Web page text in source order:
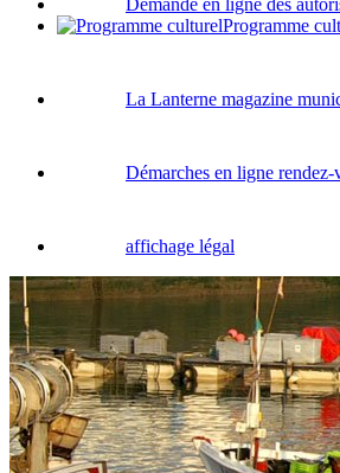
Demande en ligne des
Programme
La Lanterne magazine
Démarches en ligne rendez-
affichage légal